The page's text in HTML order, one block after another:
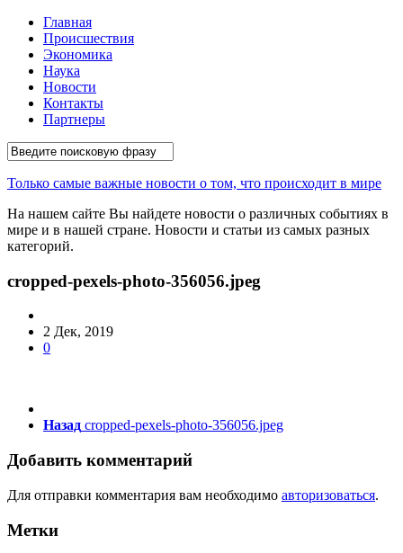
Главная
Происшествия
Экономика
Наука
Новости
Контакты
Партнеры
Только самые важные новости о том, что происходит в мире
На нашем сайте Вы найдете новости о различных событиях в
мире и в нашей стране. Новости и статьи из самых разных
категорий.
cropped-pexels-photo-356056.jpeg
2 Дек, 2019
0
Назад cropped-pexels-photo-356056.jpeg
Добавить комментарий
Для отправки комментария вам необходимо авторизоваться.
Метки